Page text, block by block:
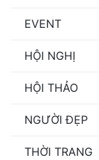
EVENT
HỘI NGHỊ
HỘI THẢO
NGƯỜI ĐẸP
THỜI TRANG